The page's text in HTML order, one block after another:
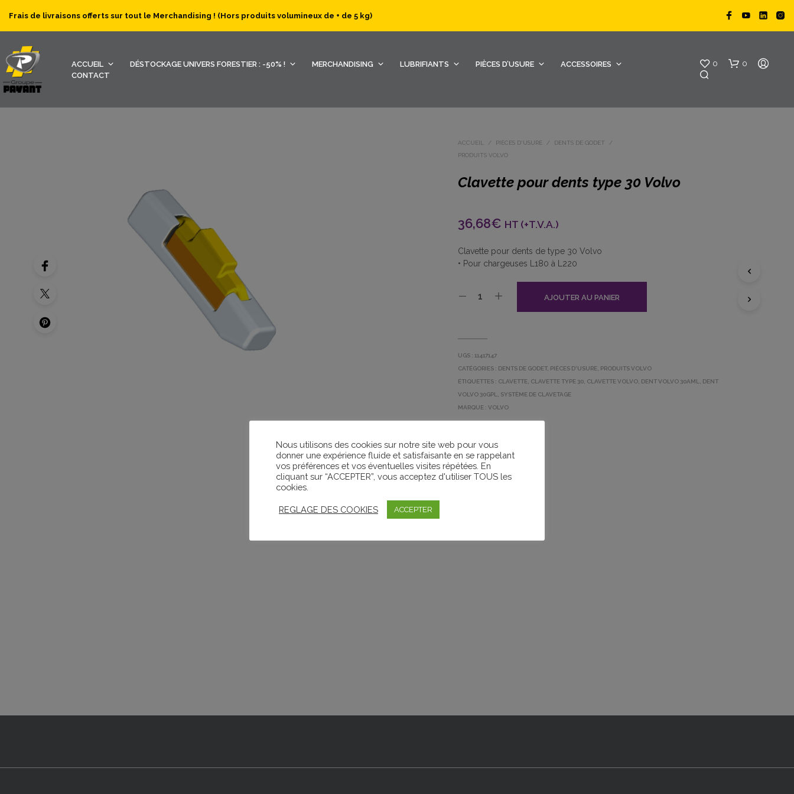
Frais de livraisons offerts sur tout le Merchandising ! (Hors produits volumineux de + de 5 kg)
ACCUEIL DÉSTOCKAGE UNIVERS FORESTIER : -50% ! MERCHANDISING LUBRIFIANTS PIÈCES D’USURE
ACCESSOIRES
CONTACT
0 0
ACCUEIL / PIÈCES D'USURE / DENTS DE GODET
/
PRODUITS VOLVO
Clavette pour dents type 30 Volvo
36,68€ HT (+T.V.A.)
Clavette pour dents de type 30 Volvo
• Pour chargeuses L180 à L220
AJOUTER AU PANIER
UGS : 11417147
CATÉGORIES : DENTS DE GODET, PIÈCES D'USURE, PRODUITS VOLVO
ÉTIQUETTES : CLAVETTE, CLAVETTE TYPE 30, CLAVETTE VOLVO, DENT VOLVO 30AML
DENT
VOLVO 30GPL
SYSTÈME DE CLAVETAGE
MARQUE : VOLVO
DESCRIPTION
Nous utilisons des cookies sur notre site web pour vous
donner une expérience fluide et satisfaisante en se rappelant
vos préférences et vos éventuelles visites répétées. En
cliquant sur “ACCEPTER”, vous acceptez d'utiliser TOUS les
cookies.
REGLAGE DES COOKIES ACCEPTER